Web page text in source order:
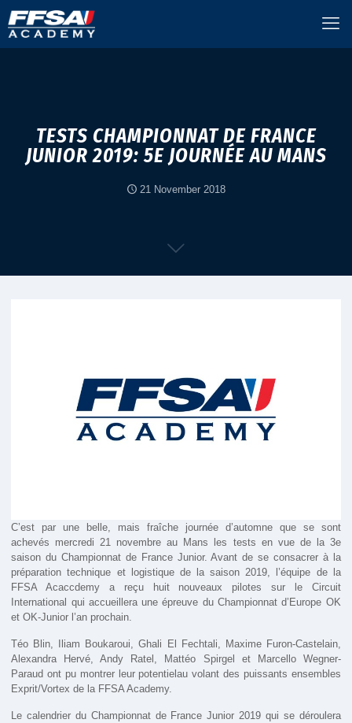
TESTS CHAMPIONNAT DE FRANCE
JUNIOR 2019: 5E JOURNÉE AU MANS
21 November 2018
C’est par une belle, mais fraîche journée d’automne que se sont
achevés mercredi 21 novembre au Mans les tests en vue de la 3e
saison du Championnat de France Junior. Avant de se consacrer à la
préparation technique et logistique de la saison 2019, l’équipe de la
FFSA Acaccdemy a reçu huit nouveaux pilotes sur le Circuit
International qui accueillera une épreuve du Championnat d’Europe OK
et OK-Junior l’an prochain.
Téo Blin, Iliam Boukaroui, Ghali El Fechtali, Maxime Furon-Castelain,
Alexandra Hervé, Andy Ratel, Mattéo Spirgel et Marcello Wegner-
Paraud ont pu montrer leur potentielau volant des puissants ensembles
Exprit/Vortex de la FFSA Academy.
Le calendrier du Championnat de France Junior 2019 qui se déroulera